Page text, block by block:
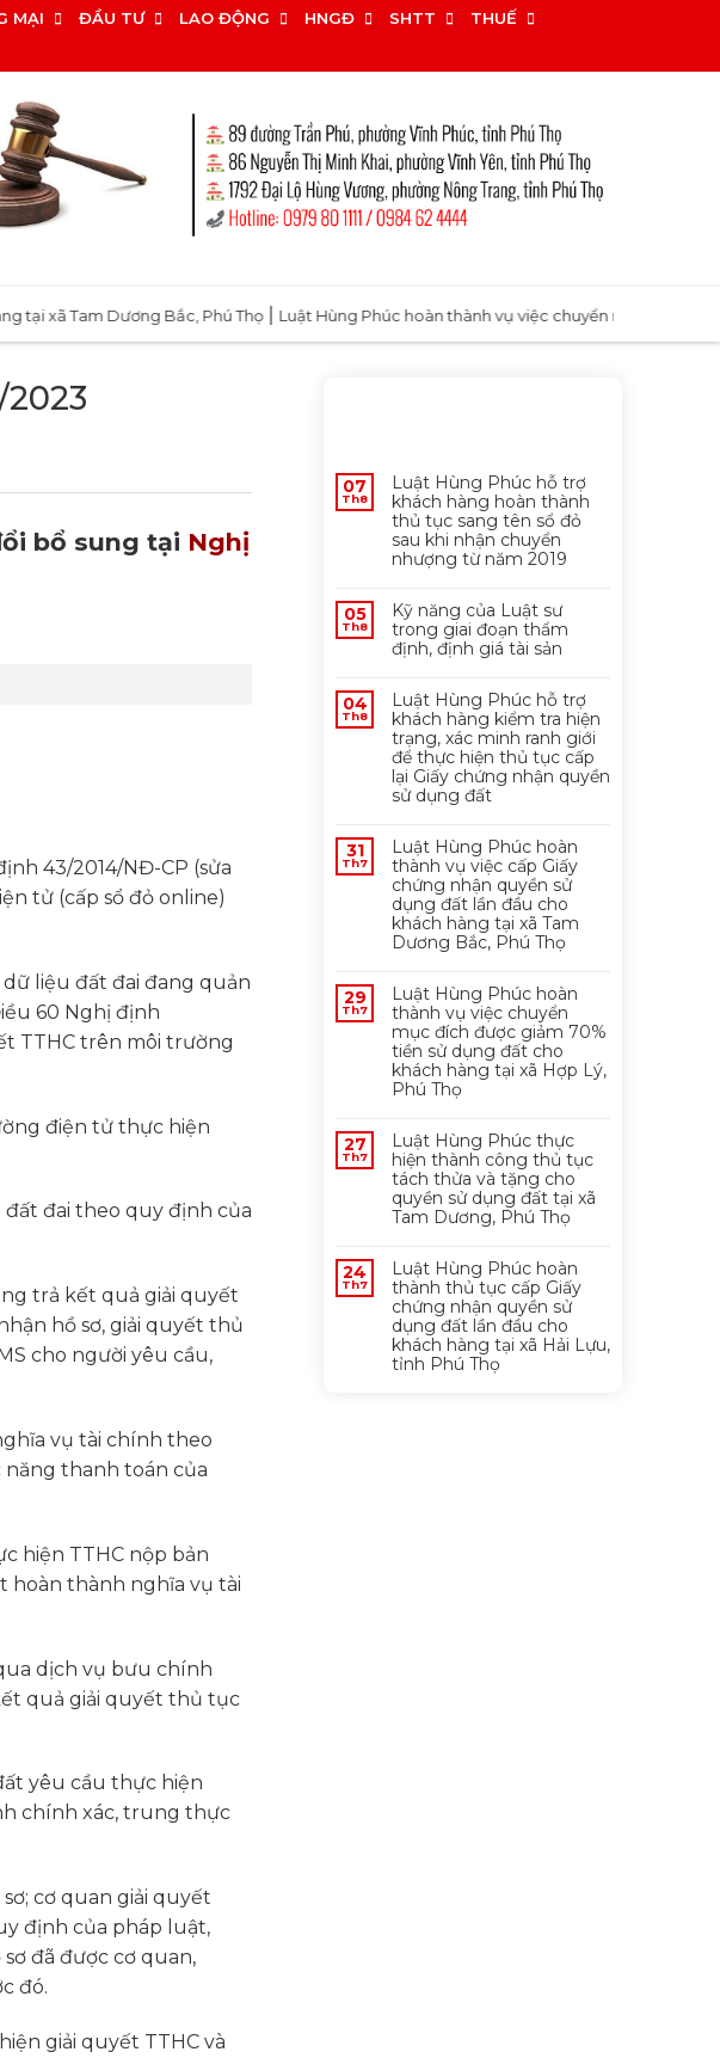
MẠI ĐẦU TƯ LAO ĐỘNG HNGĐ SHTT
THUẾ
Dương Bắc, Phú Thọ|Luật Hùng Phúc hoàn thành vụ việc chuyển mục đích được giảm
bổ sung tại Nghị
43/2014/NĐ-CP (sửa
tử (cấp sổ đỏ online)
liệu đất đai đang quản
60 Nghị định
TTHC trên môi trường
điện tử thực hiện
đất đai theo quy định của
trả kết quả giải quyết
hồ sơ, giải quyết thủ
cho người yêu cầu,
vụ tài chính theo
thanh toán của
hiện TTHC nộp bản
hoàn thành nghĩa vụ tài
dịch vụ bưu chính
quả giải quyết thủ tục
yêu cầu thực hiện
chính xác, trung thực
cơ quan giải quyết
định của pháp luật,
đã được cơ quan,
đó.
giải quyết TTHC và
07
Th8
Luật Hùng Phúc hỗ trợ
khách hàng hoàn thành
thủ tục sang tên sổ đỏ
sau khi nhận chuyển
nhượng từ năm 2019
05
Th8
Kỹ năng của Luật sư
trong giai đoạn thẩm
định, định giá tài sản
04
Th8
Luật Hùng Phúc hỗ trợ
khách hàng kiểm tra hiện
trạng, xác minh ranh giới
để thực hiện thủ tục cấp
lại Giấy chứng nhận quyền
sử dụng đất
31
Th7
Luật Hùng Phúc hoàn
thành vụ việc cấp Giấy
chứng nhận quyền sử
dụng đất lần đầu cho
khách hàng tại xã Tam
Dương Bắc, Phú Thọ
29
Th7
Luật Hùng Phúc hoàn
thành vụ việc chuyển
mục đích được giảm 70%
tiền sử dụng đất cho
khách hàng tại xã Hợp Lý,
Phú Thọ
27
Th7
Luật Hùng Phúc thực
hiện thành công thủ tục
tách thửa và tặng cho
quyền sử dụng đất tại xã
Tam Dương, Phú Thọ
24
Th7
Luật Hùng Phúc hoàn
thành thủ tục cấp Giấy
chứng nhận quyền sử
dụng đất lần đầu cho
khách hàng tại xã Hải Lựu,
tỉnh Phú Thọ